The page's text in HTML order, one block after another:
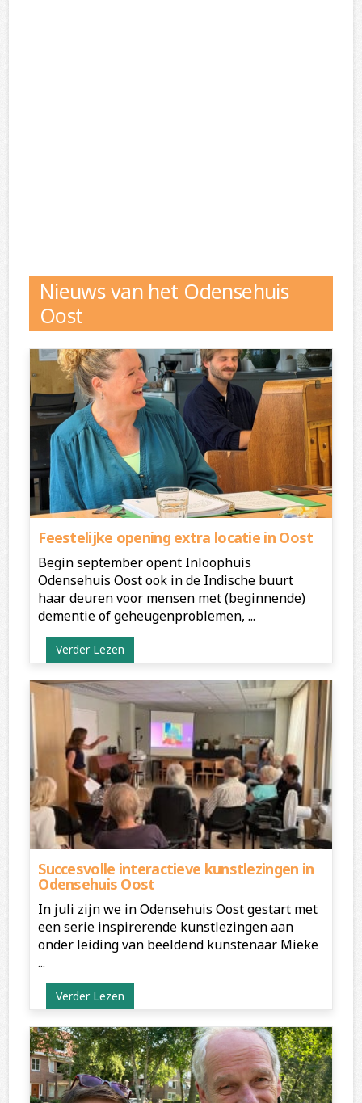
Nieuws van het Odensehuis
Oost
Feestelijke opening extra locatie in Oost
Begin september opent Inloophuis
Odensehuis Oost ook in de Indische buurt
haar deuren voor mensen met (beginnende)
dementie of geheugenproblemen, ...
Verder Lezen
Succesvolle interactieve kunstlezingen in
Odensehuis Oost
In juli zijn we in Odensehuis Oost gestart met
een serie inspirerende kunstlezingen aan
onder leiding van beeldend kunstenaar Mieke
...
Verder Lezen